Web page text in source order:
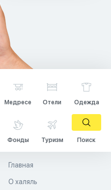
Медресе Отели Одежда
Фонды Туризм Поиск
Главная
О халяль